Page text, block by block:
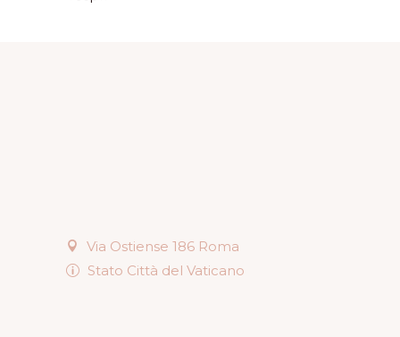
Via Ostiense 186 Roma
Stato Città del Vaticano